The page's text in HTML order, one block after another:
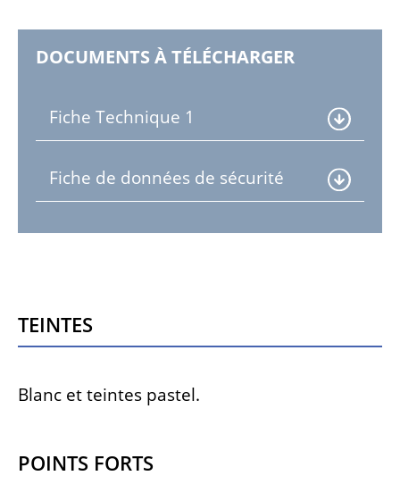
DOCUMENTS À TÉLÉCHARGER
Fiche Technique 1
Fiche de données de sécurité
Teintes
Blanc et teintes pastel.
Points forts